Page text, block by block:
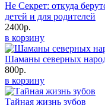
Не Секрет: откуда
детей и для родителей
2400р.
в корзину
Шаманы северных
800р.
в корзину
Тайная жизнь зубов